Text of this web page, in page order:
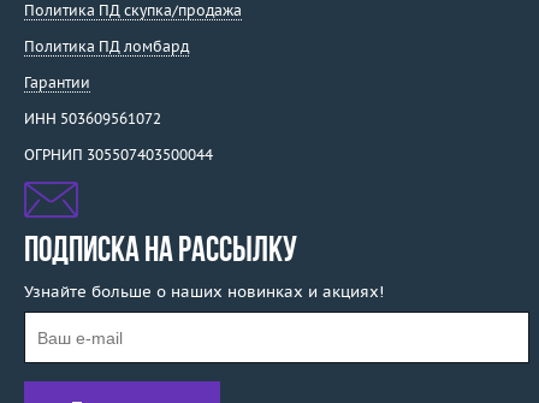
Политика ПД скупка/продажа
Политика ПД ломбард
Гарантии
ИНН 503609561072
ОГРНИП 305507403500044
ПОДПИСКА НА РАССЫЛКУ
Узнайте больше о наших новинках и акциях!